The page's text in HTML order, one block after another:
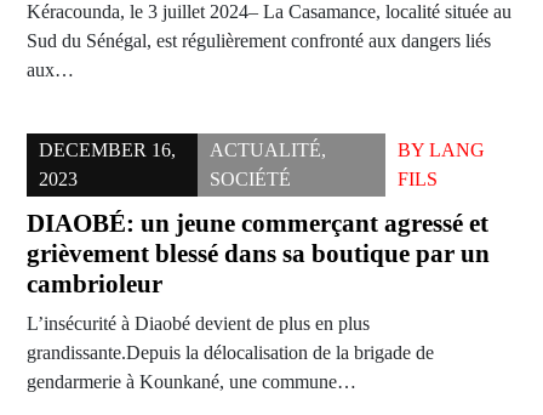
Kéracounda, le 3 juillet 2024– La Casamance, localité située au
Sud du Sénégal, est régulièrement confronté aux dangers liés
aux…
DECEMBER 16,
2023
ACTUALITÉ,
SOCIÉTÉ
BY LANG
FILS
DIAOBÉ: un jeune commerçant agressé et
grièvement blessé dans sa boutique par un
cambrioleur
L’insécurité à Diaobé devient de plus en plus
grandissante.Depuis la délocalisation de la brigade de
gendarmerie à Kounkané, une commune…